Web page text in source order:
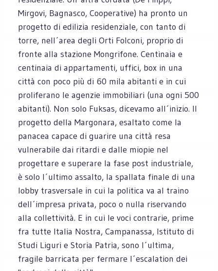
Mirgovi, Bagnasco, Cooperative) ha pronto un
progetto di edilizia residenziale, con tanto di
torre, nell´area degli Orti Folconi, proprio di
fronte alla stazione Mongrifone. Centinaia e
centinaia di appartamenti, uffici, box in una
città con poco più di 60 mila abitanti e in cui
proliferano le agenzie immobiliari (una ogni 500
abitanti). Non solo Fuksas, dicevamo all´inizio. Il
progetto della Margonara, esaltato come la
panacea capace di guarire una città resa
vulnerabile dai ritardi e dalle miopie nel
progettare e superare la fase post industriale,
è solo l´ultimo assalto, la spallata finale di una
lobby trasversale in cui la politica va al traino
dell´impresa privata, poco o nulla riservando
alla collettività. E in cui le voci contrarie, prime
fra tutte Italia Nostra, Campanassa, Istituto di
Studi Liguri e Storia Patria, sono l´ultima,
fragile barricata per fermare l´escalation dei